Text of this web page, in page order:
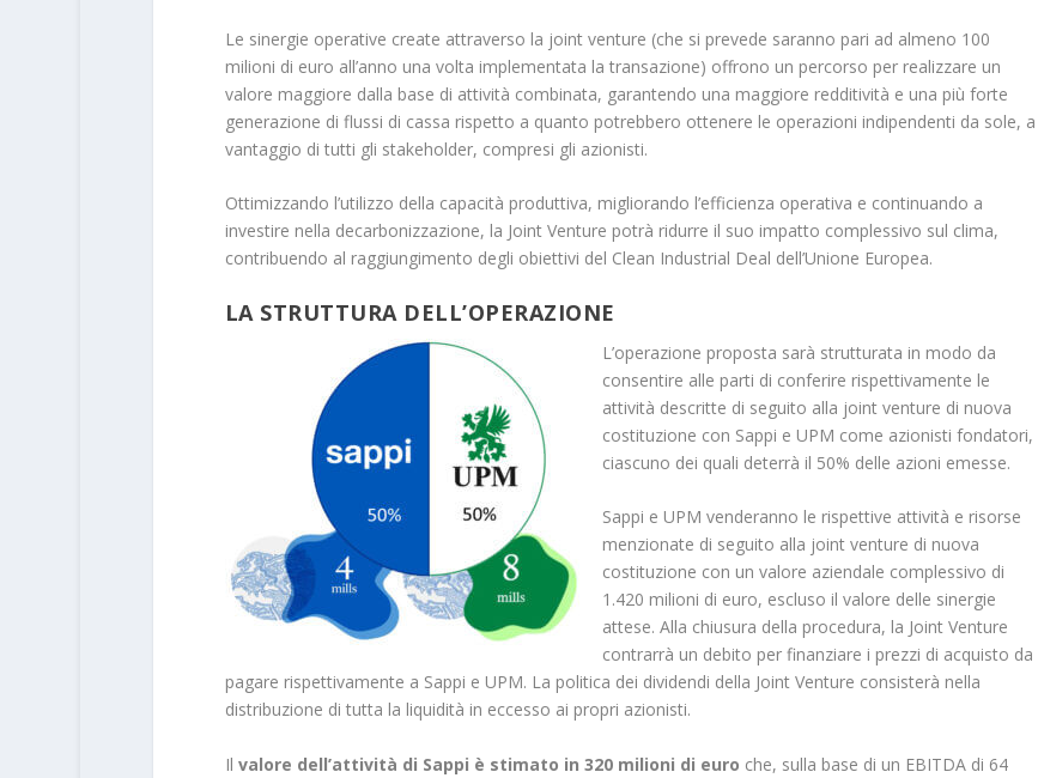
Le sinergie operative create attraverso la joint venture (che si prevede saranno pari ad almeno 100
milioni di euro all’anno una volta implementata la transazione) offrono un percorso per realizzare un
valore maggiore dalla base di attività combinata, garantendo una maggiore redditività e una più forte
generazione di flussi di cassa rispetto a quanto potrebbero ottenere le operazioni indipendenti da sole, a
vantaggio di tutti gli stakeholder, compresi gli azionisti.
Ottimizzando l’utilizzo della capacità produttiva, migliorando l’efficienza operativa e continuando a
investire nella decarbonizzazione, la Joint Venture potrà ridurre il suo impatto complessivo sul clima,
contribuendo al raggiungimento degli obiettivi del Clean Industrial Deal dell’Unione Europea.
LA STRUTTURA DELL’OPERAZIONE
L’operazione proposta sarà strutturata in modo da
consentire alle parti di conferire rispettivamente le
attività descritte di seguito alla joint venture di nuova
costituzione con Sappi e UPM come azionisti fondatori,
ciascuno dei quali deterrà il 50% delle azioni emesse.
Sappi e UPM venderanno le rispettive attività e risorse
menzionate di seguito alla joint venture di nuova
costituzione con un valore aziendale complessivo di
1.420 milioni di euro, escluso il valore delle sinergie
attese. Alla chiusura della procedura, la Joint Venture
contrarrà un debito per finanziare i prezzi di acquisto da
pagare rispettivamente a Sappi e UPM. La politica dei dividendi della Joint Venture consisterà nella
distribuzione di tutta la liquidità in eccesso ai propri azionisti.
Il valore dell’attività di Sappi è stimato in 320 milioni di euro che, sulla base di un EBITDA di 64